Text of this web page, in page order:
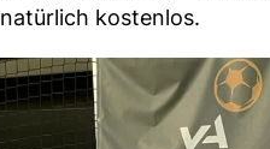
kostenlos.